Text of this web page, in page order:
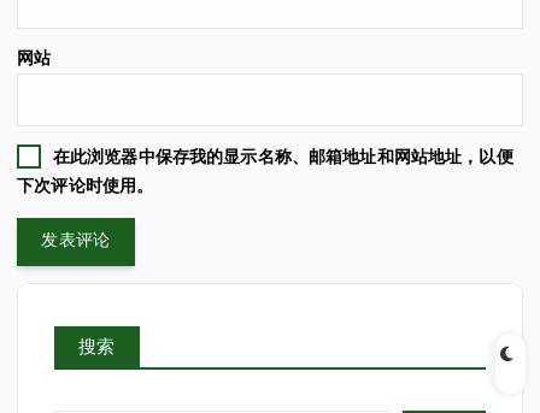
网站
在此浏览器中保存我的显示名称、邮箱地址和网站地址，以便
下次评论时使用。
搜索